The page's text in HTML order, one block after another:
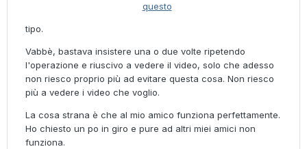
questo
tipo.
Vabbè, bastava insistere una o due volte ripetendo
l'operazione e riuscivo a vedere il video, solo che adesso
non riesco proprio più ad evitare questa cosa. Non riesco
più a vedere i video che voglio.
La cosa strana è che al mio amico funziona perfettamente.
Ho chiesto un po in giro e pure ad altri miei amici non
funziona.